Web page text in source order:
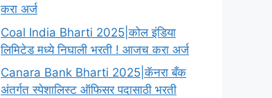
करा अर्ज
Coal India Bharti 2025|कोल इंडिया
लिमिटेड मध्ये निघाली भरती ! आजच करा अर्ज
Canara Bank Bharti 2025|कॅनरा बँक
अंतर्गत स्पेशालिस्ट ऑफिसर पदासाठी भरती